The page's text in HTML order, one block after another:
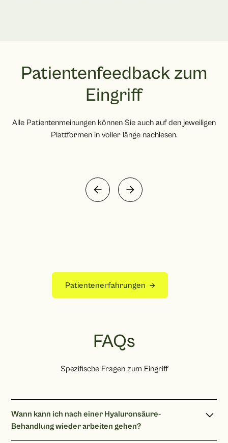
Patientenfeedback zum
Eingriff
Alle Patientenmeinungen können Sie auch auf den jeweiligen
Plattformen in voller länge nachlesen.
Patientenerfahrungen
FAQs
Spezifische Fragen zum Eingriff
Wann kann ich nach einer Hyaluronsäure-
Behandlung wieder arbeiten gehen?